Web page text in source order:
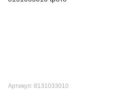
Артикул: 8131033010